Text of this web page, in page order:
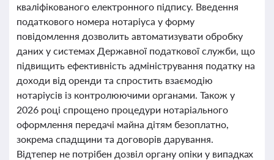
кваліфікованого електронного підпису. Введення
податкового номера нотаріуса у форму
повідомлення дозволить автоматизувати обробку
даних у системах Державної податкової служби, що
підвищить ефективність адміністрування податку на
доходи від оренди та спростить взаємодію
нотаріусів із контролюючими органами. Також у
2026 році спрощено процедури нотаріального
оформлення передачі майна дітям безоплатно,
зокрема спадщини та договорів дарування.
Відтепер не потрібен дозвіл органу опіки у випадках